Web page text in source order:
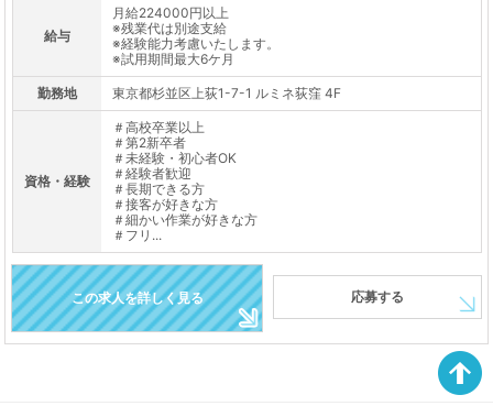
給与
月給224000円以上
※残業代は別途支給
※経験能力考慮いたします。
※試用期間最大6ケ月
勤務地 東京都杉並区上荻1-7-1 ルミネ荻窪 4F
資格・経験
＃高校卒業以上
＃第2新卒者
＃未経験・初心者OK
＃経験者歓迎
＃長期できる方
＃接客が好きな方
＃細かい作業が好きな方
＃フリ...
この求人を詳しく見る 応募する